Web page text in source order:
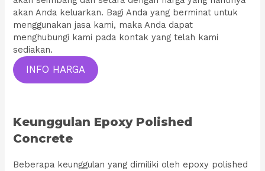
akan Anda keluarkan. Bagi Anda yang berminat untuk
menggunakan jasa kami, maka Anda dapat
menghubungi kami pada kontak yang telah kami
sediakan.
INFO HARGA
Keunggulan Epoxy Polished
Concrete
Beberapa keunggulan yang dimiliki oleh epoxy polished